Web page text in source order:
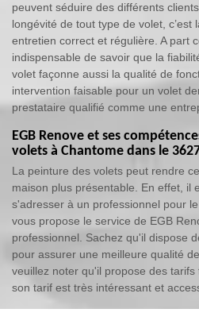
peuvent séduire des différents
longévité de tout type de volet, c’est
entretien correct et régulière. A part
indispensable de savoir que la
volet façonne aussi la qualité de
intervention faisable pour un volet
prestataire qualifié comme une
EGB Renove et ses
volets à Chantome dans le
La peinture des volets peut rendre
maison plus présentable. En effet, il
s'adresser à un professionnel pour
vous propose le service de EGB
professionnel. Sachez qu'il dispose
pour assurer une meilleure qualité
veuillez noter qu'il propose des tarifs
son tarif est très intéressant et